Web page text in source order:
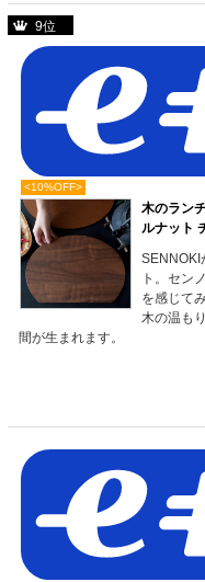
9位
<10%OFF>
木のラン
ルナット
SENNOKI
ト。セン
を感じて
木の温も
間が生まれます。